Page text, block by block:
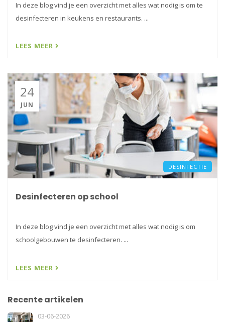
In deze blog vind je een overzicht met alles wat nodig is om te
desinfecteren in keukens en restaurants. ...
LEES MEER
24
JUN
DESINFECTIE
Desinfecteren op school
In deze blog vind je een overzicht met alles wat nodig is om
schoolgebouwen te desinfecteren. ...
LEES MEER
Recente artikelen
03-06-2026